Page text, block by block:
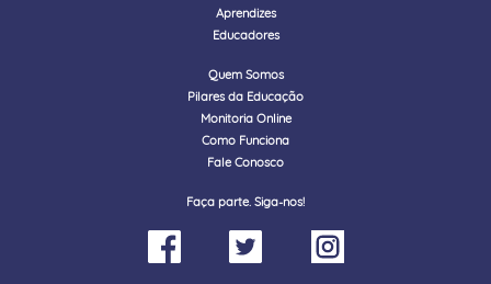
Aprendizes
Educadores
Quem Somos
Pilares da Educação
Monitoria Online
Como Funciona
Fale Conosco
Faça parte. Siga-nos!